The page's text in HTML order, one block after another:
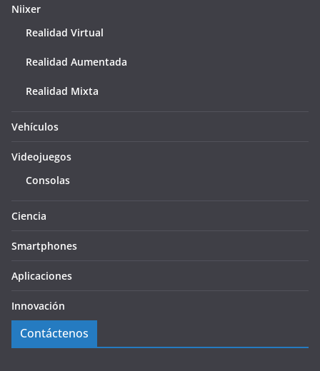
Niixer
Realidad Virtual
Realidad Aumentada
Realidad Mixta
Vehículos
Videojuegos
Consolas
Ciencia
Smartphones
Aplicaciones
Innovación
Contáctenos